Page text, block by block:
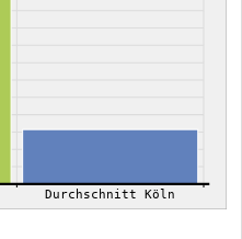
Durchschnitt Köln